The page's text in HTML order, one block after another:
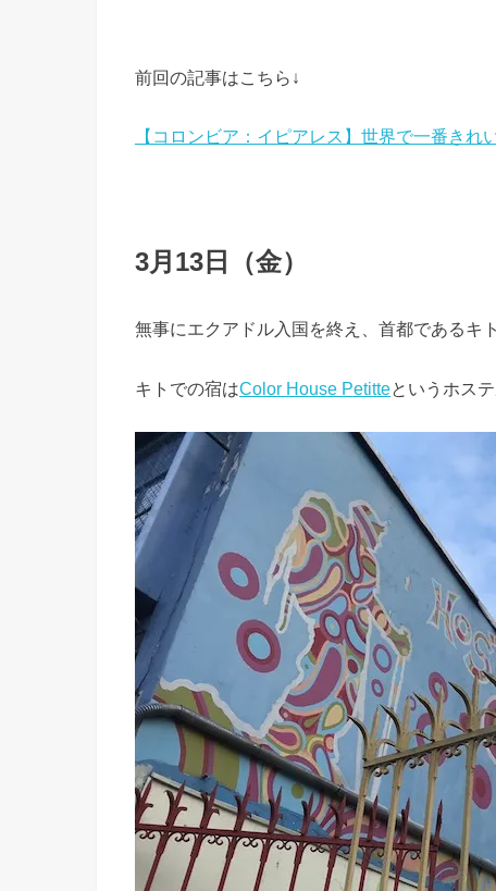
前回の記事はこちら↓
【コロンビア：イピアレス】世界で一番き
3月13日（金）
無事にエクアドル入国を終え、首都であるキ
キトでの宿はColor House Petitteというホステ